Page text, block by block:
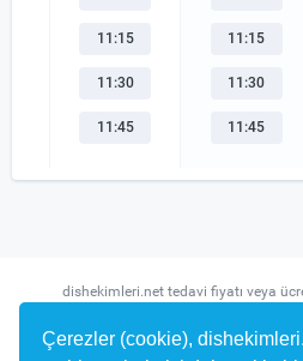
Çerezler (cookie),
11:15
11:30
11:45
11:15
11:30
11:45
dishekimleri.net tedavi fiyatı veya